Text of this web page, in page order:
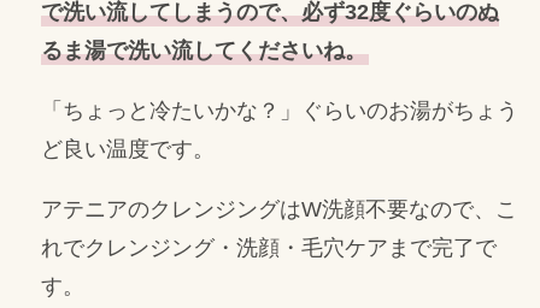
で洗い流してしまうので、必ず32度ぐらいのぬ
るま湯で洗い流してくださいね。
「ちょっと冷たいかな？」ぐらいのお湯がちょう
ど良い温度です。
アテニアのクレンジングはW洗顔不要なので、こ
れでクレンジング・洗顔・毛穴ケアまで完了で
す。